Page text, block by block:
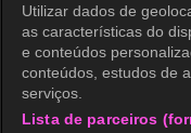
Utilizar dados de
as características do
e conteúdos
conteúdos, estudos de
serviços.
Lista de parceiros